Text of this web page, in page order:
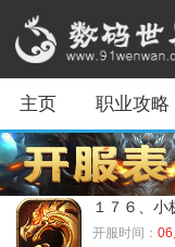
主页 职业攻略
１７６、小
开服时间： 06